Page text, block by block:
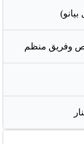
وفريق منظم